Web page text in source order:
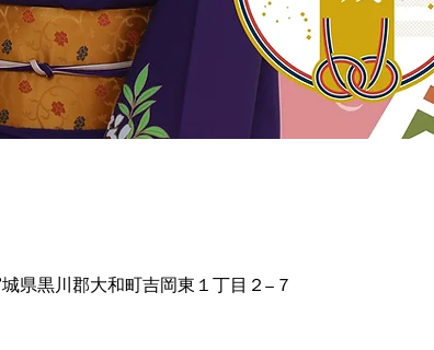
県黒川郡大和町吉岡東１丁目２−７